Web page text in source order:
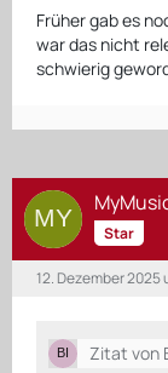
Früher gab es
war das nicht
schwierig
Star
12. Dezember 2025
Zitat von